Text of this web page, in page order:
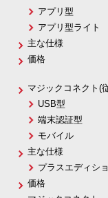
アプリ型
アプリ型ライト
主な仕様
価格
マジックコネクト(
USB型
端末認証型
モバイル
主な仕様
プラスエディシ
価格